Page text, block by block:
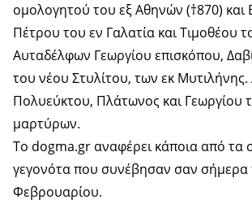
ομολογητού του εξ Αθηνών (†870) και
Πέτρου του εν Γαλατία και Τιμοθέου
Αυταδέλφων Γεωργίου επισκόπου,
του νέου Στυλίτου, των εκ
Πολυεύκτου, Πλάτωνος και Γεωργίου
μαρτύρων.
Το dogma.gr αναφέρει κάποια από τα
γεγονότα που συνέβησαν σαν
Φεβρουαρίου.